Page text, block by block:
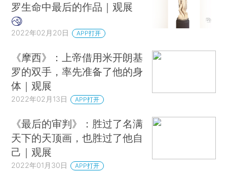
罗生命中最后的作品｜观展
2022年02月20日 APP打开
《摩西》：上帝借用米开朗基
罗的双手，率先准备了他的身
体｜观展
2022年02月13日 APP打开
《最后的审判》：胜过了名满
天下的天顶画，也胜过了他自
己｜观展
2022年01月30日 APP打开